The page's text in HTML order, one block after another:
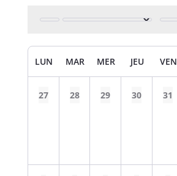
LUN MAR MER JEU VEN
27 28 29 30 31